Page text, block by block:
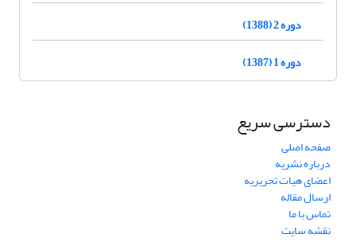
دوره 2 (1388)
دوره 1 (1387)
دسترسی سریع
صفحه اصلی
درباره نشریه
اعضای هیات تحریریه
ارسال مقاله
تماس با ما
نقشه سایت